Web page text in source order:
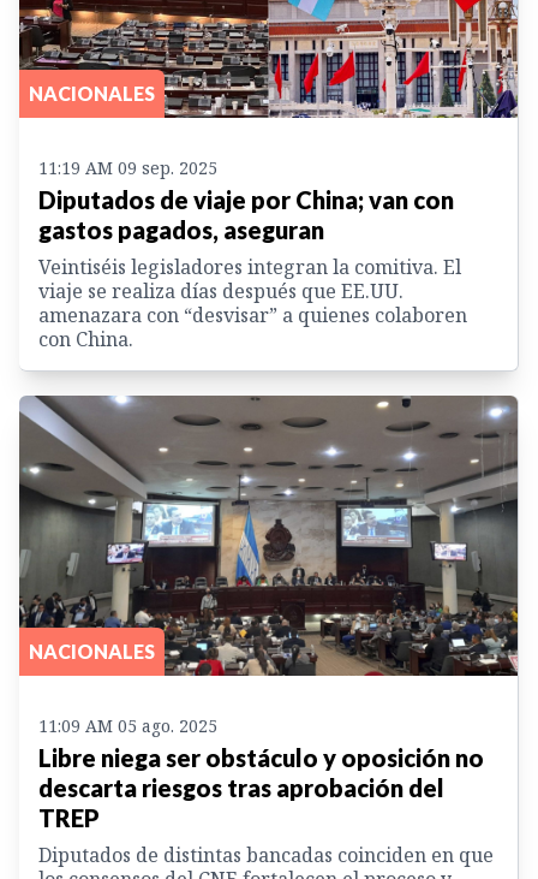
NACIONALES
11:19 AM 09 sep. 2025
Diputados de viaje por China; van con
gastos pagados, aseguran
Veintiséis legisladores integran la comitiva. El
viaje se realiza días después que EE.UU.
amenazara con “desvisar” a quienes colaboren
con China.
NACIONALES
11:09 AM 05 ago. 2025
Libre niega ser obstáculo y oposición no
descarta riesgos tras aprobación del
TREP
Diputados de distintas bancadas coinciden en que